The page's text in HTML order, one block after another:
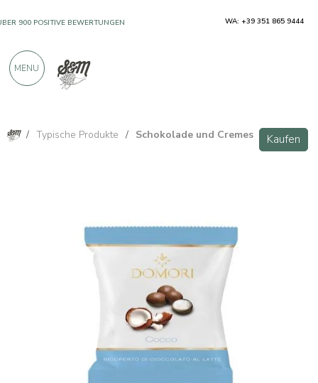
/ Typische Produkte / Schokolade und Cremes Kaufen
900 POSITIVE BEWERTUNGEN WA: +39 351 865 9444
MENU